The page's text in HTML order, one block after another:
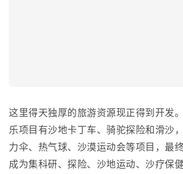
这里得天独厚的旅游资源现正得到开发
乐项目有沙地卡丁车、骑驼探险和滑沙
力伞、热气球、沙漠运动会等项目，最
成为集科研、探险、沙地运动、沙疗保